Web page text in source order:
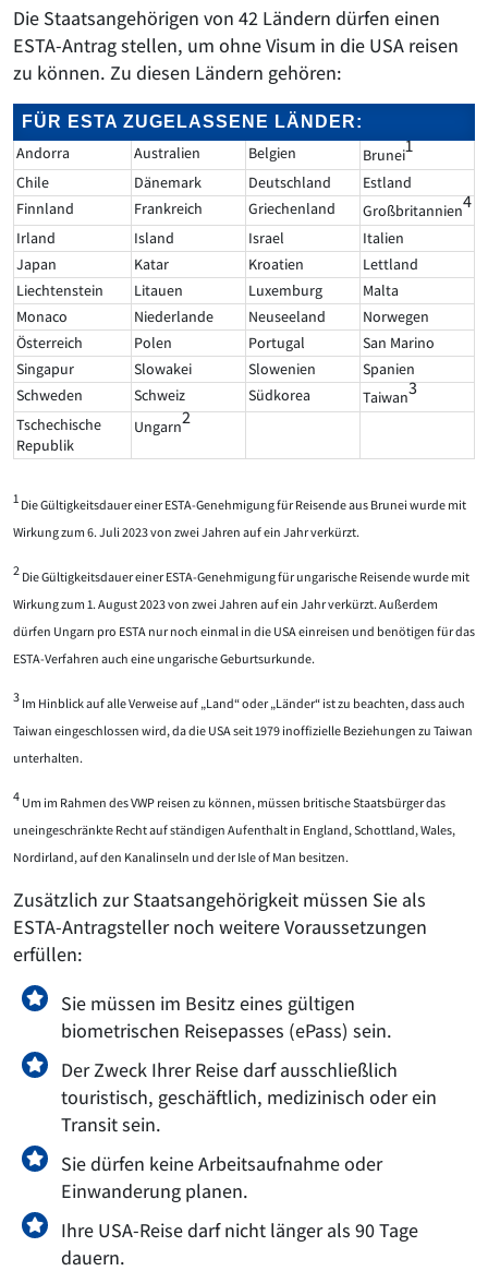
Die Staatsangehörigen von 42 Ländern dürfen einen
ESTA-Antrag stellen, um ohne Visum in die USA reisen
zu können. Zu diesen Ländern gehören:
FÜR ESTA ZUGELASSENE LÄNDER:
Andorra Australien Belgien Brunei1
Chile Dänemark Deutschland
Estland
Finnland
Frankreich Griechenland Großbritannien4
Irland Island Israel
Italien
Japan
Katar Kroatien
Lettland
Liechtenstein
Litauen Luxemburg
Malta
Monaco
Niederlande Neuseeland
Norwegen
Österreich
Polen Portugal
San Marino
Singapur
Slowakei Slowenien
Spanien
Schweden
Schweiz Südkorea Taiwan3
Tschechische
Republik
Ungarn2
1 Die Gültigkeitsdauer einer ESTA-Genehmigung für Reisende aus Brunei wurde mit
Wirkung zum 6. Juli 2023 von zwei Jahren auf ein Jahr verkürzt.
2 Die Gültigkeitsdauer einer ESTA-Genehmigung für ungarische Reisende wurde mit
Wirkung zum 1. August 2023 von zwei Jahren auf ein Jahr verkürzt. Außerdem
dürfen Ungarn pro ESTA nur noch einmal in die USA einreisen und benötigen für das
ESTA-Verfahren auch eine ungarische Geburtsurkunde.
3 Im Hinblick auf alle Verweise auf „Land“ oder „Länder“ ist zu beachten, dass auch
Taiwan eingeschlossen wird, da die USA seit 1979 inoffizielle Beziehungen zu Taiwan
unterhalten.
4 Um im Rahmen des VWP reisen zu können, müssen britische Staatsbürger das
uneingeschränkte Recht auf ständigen Aufenthalt in England, Schottland, Wales,
Nordirland, auf den Kanalinseln und der Isle of Man besitzen.
Zusätzlich zur Staatsangehörigkeit müssen Sie als
ESTA-Antragsteller noch weitere Voraussetzungen
erfüllen:
Sie müssen im Besitz eines gültigen
biometrischen Reisepasses (ePass) sein.
Der Zweck Ihrer Reise darf ausschließlich
touristisch, geschäftlich, medizinisch oder ein
Transit sein.
Sie dürfen keine Arbeitsaufnahme oder
Einwanderung planen.
Ihre USA-Reise darf nicht länger als 90 Tage
dauern.